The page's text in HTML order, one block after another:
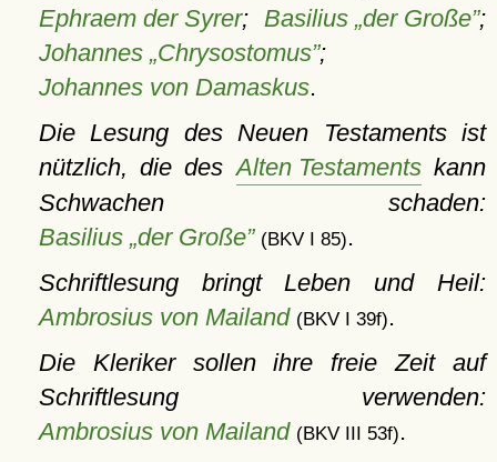
Ephraem der Syrer; Basilius „der Große”;
Johannes „Chrysostomus”;
Johannes von Damaskus.
Die Lesung des Neuen Testaments ist
nützlich, die desAlten Testamentskann
Schwachen schaden:
Basilius „der Große” (BKV I 85).
Schriftlesung bringt Leben und Heil:
Ambrosius von Mailand (BKV I 39f).
Die Kleriker sollen ihre freie Zeit auf
Schriftlesung verwenden:
Ambrosius von Mailand (BKV III 53f).